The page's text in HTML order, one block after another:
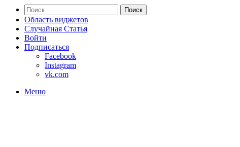
Поиск
Область виджетов
Случайная Статья
Войти
Подписаться
Facebook
Instagram
vk.com
Меню